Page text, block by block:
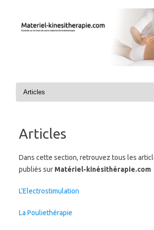
Aller au contenu
Articles
Dans cette section, retrouvez tous les
publiés sur Matériel-kinésithérapie.com
L’Electrostimulation
La Pouliethérapie